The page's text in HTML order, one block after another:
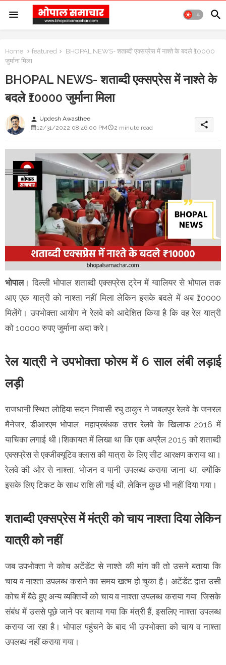
Home featured
BHOPAL NEWS- शताब्दी एक्सप्रेस में नाश्ते के बदले ₹10000
जुर्माना मिला
BHOPAL NEWS- शताब्दी एक्सप्रेस में नाश्ते के
बदले ₹10000 जुर्माना मिला
person Updesh Awasthee
12/31/2022 08:46:00 PM
2 minute read share
भोपाल। दिल्ली भोपाल शताब्दी एक्सप्रेस ट्रेन में ग्वालियर से भोपाल तक
आए एक यात्री को नाश्ता नहीं मिला लेकिन इसके बदले में अब ₹10000
मिलेंगे। उपभोक्ता आयोग ने रेलवे को आदेशित किया है कि वह रेल यात्री
को 10000 रुपए जुर्माना अदा करे।
रेल यात्री ने उपभोक्ता फोरम में 6 साल लंबी लड़ाई
लड़ी
राजधानी स्थित लोहिया सदन निवासी रघु ठाकुर ने जबलपुर रेलवे के जनरल
मैनेजर, डीआरएम भोपाल, महाप्रबंधक उत्तर रेलवे के खिलाफ 2016 में
याचिका लगाई थी।शिकायत में लिखा था कि एक अप्रैल 2015 को शताब्दी
एक्सप्रेस से एक्जीक्यूटिव क्लास की यात्रा के लिए सीट आरक्षण कराया था।
रेलवे की ओर से नाश्ता, भोजन व पानी उपलब्ध कराया जाना था, क्योंकि
इसके लिए टिकट के साथ राशि ली गई थी, लेकिन कुछ भी नहीं दिया गया।
शताब्दी एक्सप्रेस में मंत्री को चाय नाश्ता दिया लेकिन
यात्री को नहीं
जब उपभोक्ता ने कोच अटेंडेंट से नाश्ते की मांग की तो उसने बताया कि
चाय व नाश्ता उपलब्ध कराने का समय खत्म हो चुका है। अटेंडेंट द्वारा उसी
कोच में बैठे हुए अन्य व्यक्तियों को चाय व नाश्ता उपलब्ध कराया गया, जिसके
संबंध में उससे पूछे जाने पर बताया गया कि मंत्री हैं, इसलिए नाश्ता उपलब्ध
कराया जा रहा है। भोपाल पहुंचने के बाद भी उपभाेक्ता को चाय व नाश्ता
उपलब्ध नहीं कराया गया।